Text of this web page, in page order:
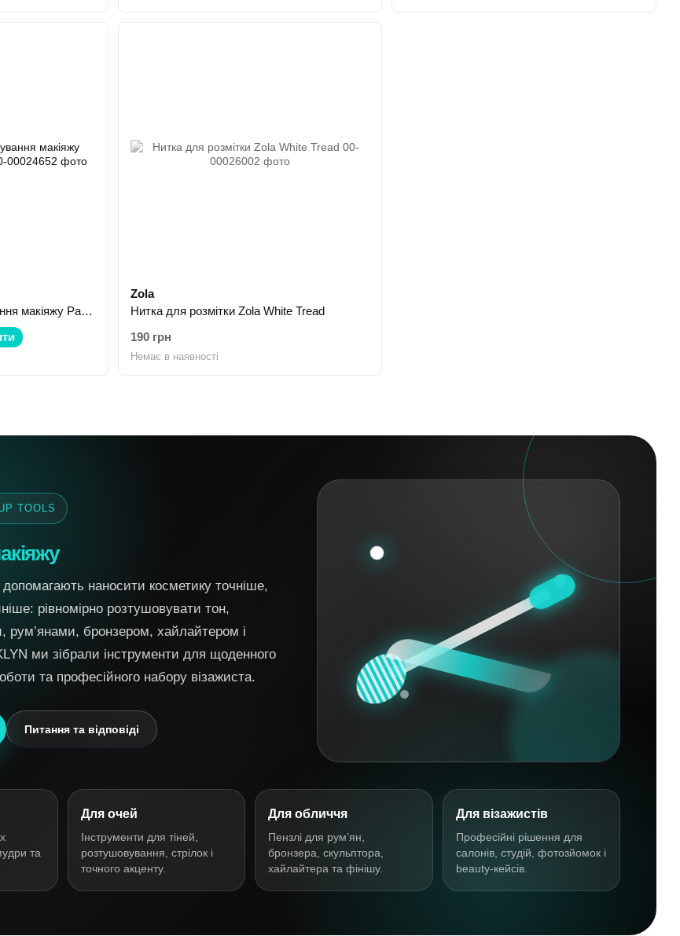
TOOLS
наносити косметику точніше,
рівномірно розтушовувати тон,
рум’янами, бронзером, хайлайтером і
ми зібрали інструменти для щоденного
та професійного набору візажиста.
Питання та відповіді
та
Для очей
Інструменти для тіней,
розтушовування, стрілок і
точного акценту.
Для обличчя
Пензлі для рум’ян,
бронзера, скульптора,
хайлайтера та фінішу.
Для візажистів
Професійні рішення для
салонів, студій, фотозйомок і
beauty-кейсів.
Пензлик для розтушовування макіяжу Pastel 08 Smudge Brush
Zola
Нитка для розмітки Zola White Tread
190 грн
Немає в наявності